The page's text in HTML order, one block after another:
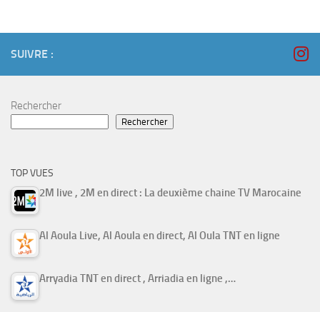
SUIVRE :
Rechercher
Rechercher
TOP VUES
2M live , 2M en direct : La deuxième chaine TV Marocaine
Al Aoula Live, Al Aoula en direct, Al Oula TNT en ligne
Arryadia TNT en direct , Arriadia en ligne ,…